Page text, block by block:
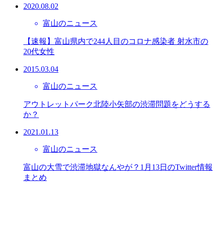
2020.08.02
富山のニュース
【速報】富山県内で244人目のコロナ感染者 射水市の
20代女性
2015.03.04
富山のニュース
アウトレットパーク北陸小矢部の渋滞問題をどうする
か？
2021.01.13
富山のニュース
富山の大雪で渋滞地獄なんやが？1月13日のTwitter情報
まとめ